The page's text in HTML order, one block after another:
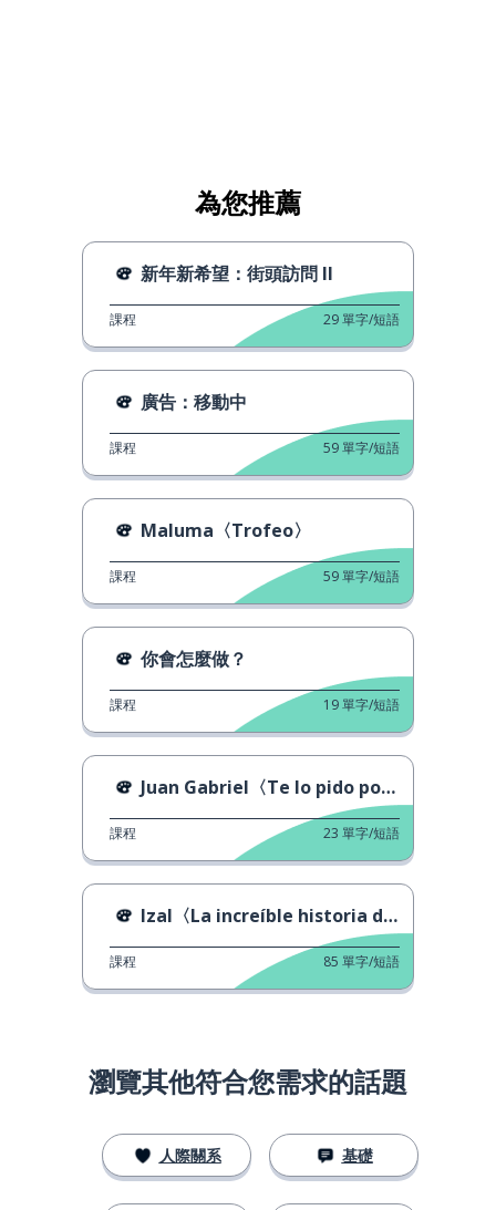
為您推薦
新年新希望：街頭訪問 II
課程 29單字/短語
廣告：移動中
課程 59單字/短語
Maluma〈Trofeo〉
課程 59單字/短語
你會怎麼做？
課程 19單字/短語
Juan Gabriel〈Te lo pido por favor〉
課程 23 單字/短語
Izal〈La increíble historia de...〉
課程 85 單字/短語
瀏覽其他符合您需求的話題
人際關系 基礎